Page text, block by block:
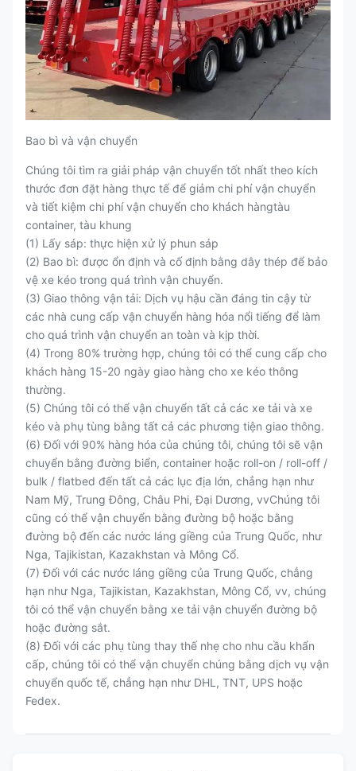
Bao bì và vận chuyển
Chúng tôi tìm ra giải pháp vận chuyển tốt nhất theo kích
thước đơn đặt hàng thực tế để giảm chi phí vận chuyển
và tiết kiệm chi phí vận chuyển cho khách hàngtàu
container, tàu khung
(1) Lấy sáp: thực hiện xử lý phun sáp
(2) Bao bì: được ổn định và cố định bằng dây thép để bảo
vệ xe kéo trong quá trình vận chuyển.
(3) Giao thông vận tải: Dịch vụ hậu cần đáng tin cậy từ
các nhà cung cấp vận chuyển hàng hóa nổi tiếng để làm
cho quá trình vận chuyển an toàn và kịp thời.
(4) Trong 80% trường hợp, chúng tôi có thể cung cấp cho
khách hàng 15-20 ngày giao hàng cho xe kéo thông
thường.
(5) Chúng tôi có thể vận chuyển tất cả các xe tải và xe
kéo và phụ tùng bằng tất cả các phương tiện giao thông.
(6) Đối với 90% hàng hóa của chúng tôi, chúng tôi sẽ vận
chuyển bằng đường biển, container hoặc roll-on / roll-off /
bulk / flatbed đến tất cả các lục địa lớn, chẳng hạn như
Nam Mỹ, Trung Đông, Châu Phi, Đại Dương, vvChúng tôi
cũng có thể vận chuyển bằng đường bộ hoặc bằng
đường bộ đến các nước láng giềng của Trung Quốc, như
Nga, Tajikistan, Kazakhstan và Mông Cổ.
(7) Đối với các nước láng giềng của Trung Quốc, chẳng
hạn như Nga, Tajikistan, Kazakhstan, Mông Cổ, vv, chúng
tôi có thể vận chuyển bằng xe tải vận chuyển đường bộ
hoặc đường sắt.
(8) Đối với các phụ tùng thay thế nhẹ cho nhu cầu khẩn
cấp, chúng tôi có thể vận chuyển chúng bằng dịch vụ vận
chuyển quốc tế, chẳng hạn như DHL, TNT, UPS hoặc
Fedex.